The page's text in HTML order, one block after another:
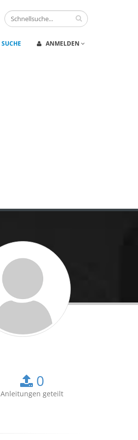
SUCHE ANMELDEN
0
Anleitungen geteilt